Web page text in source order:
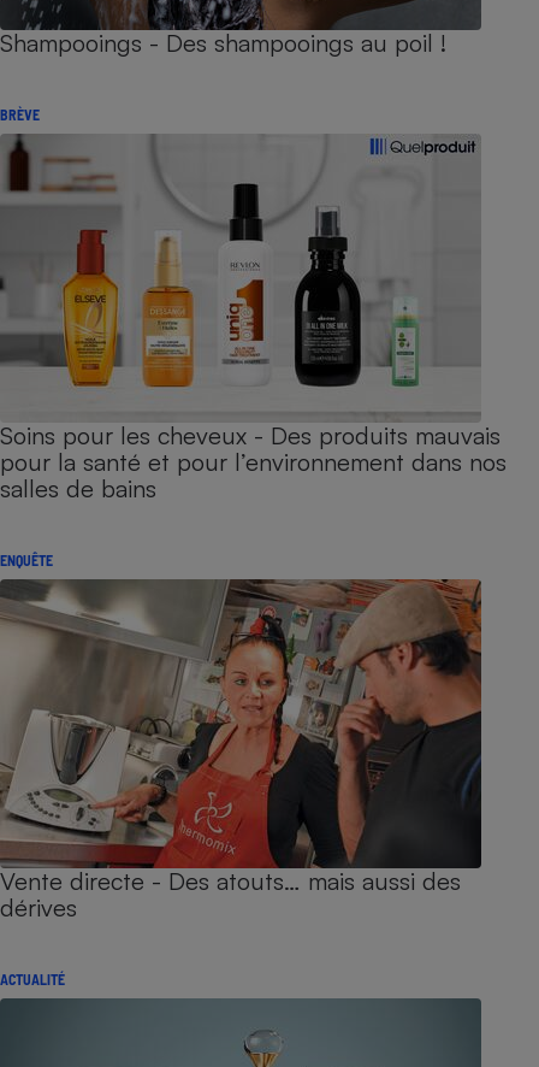
Shampooings - Des shampooings au poil !
BRÈVE
Soins pour les cheveux - Des produits mauvais
pour la santé et pour l’environnement dans nos
salles de bains
ENQUÊTE
Vente directe - Des atouts… mais aussi des
dérives
ACTUALITÉ